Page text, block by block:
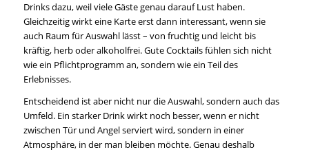
Drinks dazu, weil viele Gäste genau darauf Lust haben.
Gleichzeitig wirkt eine Karte erst dann interessant, wenn sie
auch Raum für Auswahl lässt – von fruchtig und leicht bis
kräftig, herb oder alkoholfrei. Gute Cocktails fühlen sich nicht
wie ein Pflichtprogramm an, sondern wie ein Teil des
Erlebnisses.
Entscheidend ist aber nicht nur die Auswahl, sondern auch das
Umfeld. Ein starker Drink wirkt noch besser, wenn er nicht
zwischen Tür und Angel serviert wird, sondern in einer
Atmosphäre, in der man bleiben möchte. Genau deshalb